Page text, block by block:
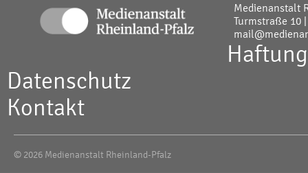
Medienanstalt
Turmstraße 10
Datenschutz
Kontakt
© 2026 Medienanstalt Rheinland-Pfalz